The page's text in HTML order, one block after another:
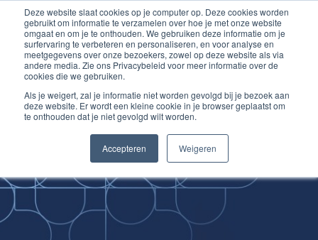
Deze website slaat cookies op je computer op. Deze cookies worden
gebruikt om informatie te verzamelen over hoe je met onze website
omgaat en om je te onthouden. We gebruiken deze informatie om je
surfervaring te verbeteren en personaliseren, en voor analyse en
meetgegevens over onze bezoekers, zowel op deze website als via
andere media. Zie ons Privacybeleid voor meer informatie over de
cookies die we gebruiken.
Als je weigert, zal je informatie niet worden gevolgd bij je bezoek aan
deze website. Er wordt een kleine cookie in je browser geplaatst om
te onthouden dat je niet gevolgd wilt worden.
Accepteren Weigeren
Inloggen account
Ga
naar
de
inhoud
Improving
Medical Skills